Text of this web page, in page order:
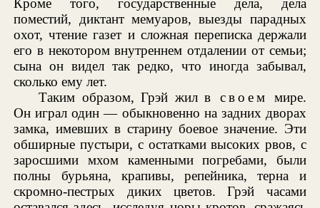
Кроме того, государственные дела, дела
поместий, диктант мемуаров, выезды парадных
охот, чтение газет и сложная переписка держали
его в некотором внутреннем отдалении от семьи;
сына он видел так редко, что иногда забывал,
сколько ему лет.
Таким образом, Грэй жил всвоем
мире.
Он играл один — обыкновенно на задних дворах
замка, имевших в старину боевое значение. Эти
обширные пустыри, с остатками высоких рвов, с
заросшими мхом каменными погребами, были
полны бурьяна, крапивы, репейника, терна и
скромно-пестрых диких цветов. Грэй часами